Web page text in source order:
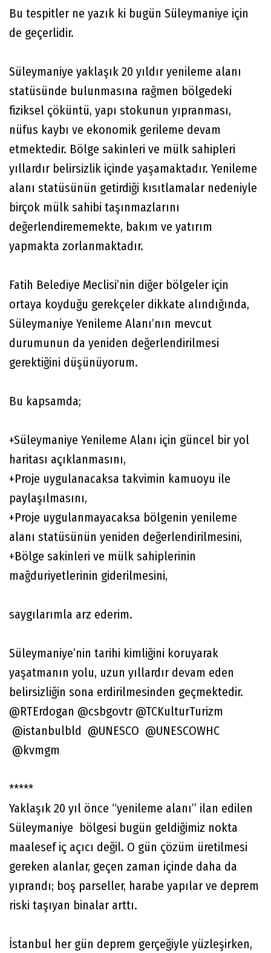
Bu tespitler ne yazık ki bugün Süleymaniye için
de geçerlidir.
Süleymaniye yaklaşık 20 yıldır yenileme alanı
statüsünde bulunmasına rağmen bölgedeki
fiziksel çöküntü, yapı stokunun yıpranması,
nüfus kaybı ve ekonomik gerileme devam
etmektedir. Bölge sakinleri ve mülk sahipleri
yıllardır belirsizlik içinde yaşamaktadır. Yenileme
alanı statüsünün getirdiği kısıtlamalar nedeniyle
birçok mülk sahibi taşınmazlarını
değerlendirememekte, bakım ve yatırım
yapmakta zorlanmaktadır.
Fatih Belediye Meclisi’nin diğer bölgeler için
ortaya koyduğu gerekçeler dikkate alındığında,
Süleymaniye Yenileme Alanı’nın mevcut
durumunun da yeniden değerlendirilmesi
gerektiğini düşünüyorum.
Bu kapsamda;
+Süleymaniye Yenileme Alanı için güncel bir yol
haritası açıklanmasını,
+Proje uygulanacaksa takvimin kamuoyu ile
paylaşılmasını,
+Proje uygulanmayacaksa bölgenin yenileme
alanı statüsünün yeniden değerlendirilmesini,
+Bölge sakinleri ve mülk sahiplerinin
mağduriyetlerinin giderilmesini,
saygılarımla arz ederim.
Süleymaniye’nin tarihi kimliğini koruyarak
yaşatmanın yolu, uzun yıllardır devam eden
belirsizliğin sona erdirilmesinden geçmektedir.
@RTErdogan @csbgovtr @TCKulturTurizm
@istanbulbld @UNESCO @UNESCOWHC
@kvmgm
*****
Yaklaşık 20 yıl önce “yenileme alanı” ilan edilen
Süleymaniye bölgesi bugün geldiğimiz nokta
maalesef iç açıcı değil. O gün çözüm üretilmesi
gereken alanlar, geçen zaman içinde daha da
yıprandı; boş parseller, harabe yapılar ve deprem
riski taşıyan binalar arttı.
İstanbul her gün deprem gerçeğiyle yüzleşirken,